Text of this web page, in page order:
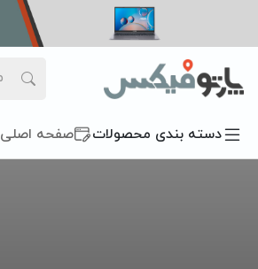
دسته بندی محصولات صفحه اصلی